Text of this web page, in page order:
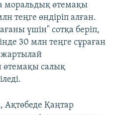
моральдық өтемақы
теңге өндіріп алған.
үшін" сотқа беріп,
30 млн теңге сұраған
жартылай
өтемақы салық
Қаңтар